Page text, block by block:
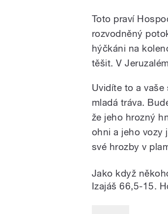
Toto praví
rozvodněný
hýčkáni na
těšit. V
Uvidíte to a
mladá tráva.
že jeho hrozný
ohni a jeho vozy
své hrozby v
Jako když
Izajáš 66,5-15.